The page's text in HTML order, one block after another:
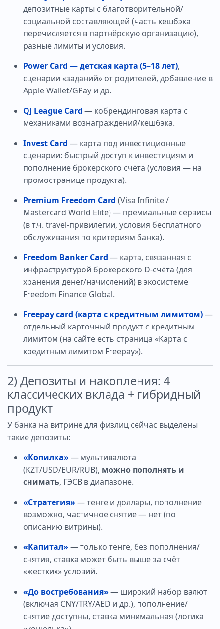
депозитные карты с благотворительной/
социальной составляющей (часть кешбэка
перечисляется в партнёрскую организацию),
разные лимиты и условия.
Power Card —детская карта (5–18 лет),
сценарии «заданий» от родителей, добавление в
Apple Wallet/GPay и др.
QJ League Card — кобрендинговая карта с
механиками вознаграждений/кешбэка.
Invest Card — карта под инвестиционные
сценарии: быстрый доступ к инвестициям и
пополнение брокерского счёта (условия — на
промостранице продукта).
Premium Freedom Card (Visa Infinite /
Mastercard World Elite) — премиальные сервисы
(в т.ч. travel-привилегии, условия бесплатного
обслуживания по критериям банка).
Freedom Banker Card — карта, связанная с
инфраструктурой брокерского D-счёта (для
хранения денег/начислений) в экосистеме
Freedom Finance Global.
Freepay card (карта с кредитным лимитом)—
отдельный карточный продукт с кредитным
лимитом (на сайте есть страница «Карта с
кредитным лимитом Freepay»).
2) Депозиты и накопления: 4
классических вклада + гибридный
продукт
У банка на витрине для физлиц сейчас выделены
такие депозиты:
«Копилка»— мультивалюта
(KZT/USD/EUR/RUB), можно пополнять и
снимать, ГЭСВ в диапазоне.
«Стратегия»— тенге и доллары, пополнение
возможно, частичное снятие — нет (по
описанию витрины).
«Капитал»— только тенге, без пополнения/
снятия, ставка может быть выше за счёт
«жёстких» условий.
«До востребования»— широкий набор валют
(включая CNY/TRY/AED и др.), пополнение/
снятие доступны, ставка минимальная (логика